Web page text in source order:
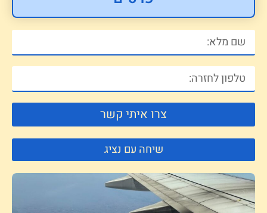
צרו איתי קשר
שיחה עם נציג